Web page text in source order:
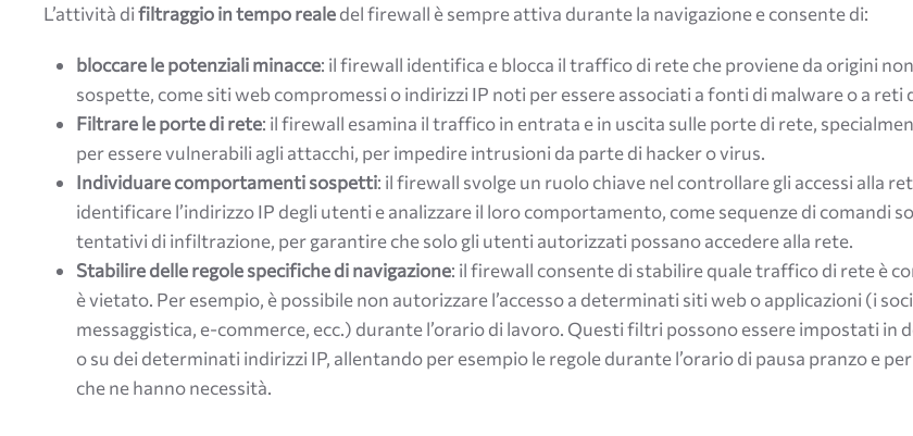
L’attività difiltraggio in tempo realedel firewall è sempre attiva durante la navigazione e consente di:
bloccare le potenziali minacce: il firewall identifica e blocca il traffico di rete che proviene da origini
sospette, come siti web compromessi o indirizzi IP noti per essere associati a fonti di malware o a reti
Filtrare le porte di rete: il firewall esamina il traffico in entrata e in uscita sulle porte di rete,
per essere vulnerabili agli attacchi, per impedire intrusioni da parte di hacker o virus.
Individuare comportamenti sospetti: il firewall svolge un ruolo chiave nel controllare gli accessi alla
identificare l’indirizzo IP degli utenti e analizzare il loro comportamento, come sequenze di comandi
tentativi di infiltrazione, per garantire che solo gli utenti autorizzati possano accedere alla rete.
Stabilire delle regole specifiche di navigazione: il firewall consente di stabilire quale traffico di rete è
è vietato. Per esempio, è possibile non autorizzare l’accesso a determinati siti web o applicazioni (i
messaggistica, e-commerce, ecc.) durante l’orario di lavoro. Questi filtri possono essere impostati in
o su dei determinati indirizzi IP, allentando per esempio le regole durante l’orario di pausa pranzo e
che ne hanno necessità.